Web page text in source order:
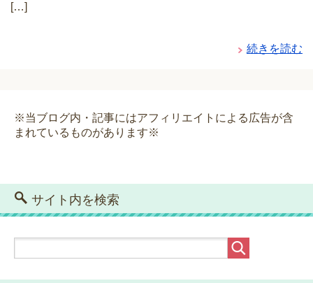
[…]
続きを読む
※当ブログ内・記事にはアフィリエイトによる広告が含
まれているものがあります※
サイト内を検索